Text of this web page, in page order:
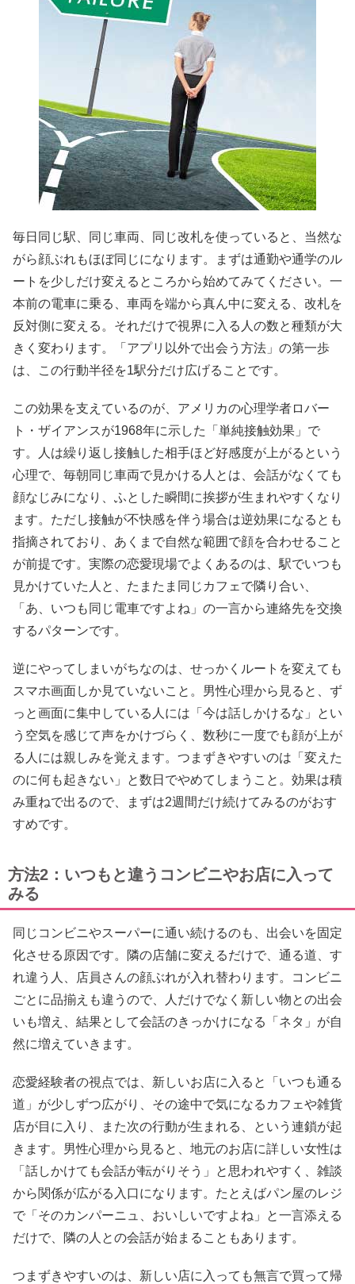
毎日同じ駅、同じ車両、同じ改札を使っていると、当然な
がら顔ぶれもほぼ同じになります。まずは通勤や通学のル
ートを少しだけ変えるところから始めてみてください。一
本前の電車に乗る、車両を端から真ん中に変える、改札を
反対側に変える。それだけで視界に入る人の数と種類が大
きく変わります。「アプリ以外で出会う方法」の第一歩
は、この行動半径を1駅分だけ広げることです。
この効果を支えているのが、アメリカの心理学者ロバー
ト・ザイアンスが1968年に示した「単純接触効果」で
す。人は繰り返し接触した相手ほど好感度が上がるという
心理で、毎朝同じ車両で見かける人とは、会話がなくても
顔なじみになり、ふとした瞬間に挨拶が生まれやすくなり
ます。ただし接触が不快感を伴う場合は逆効果になるとも
指摘されており、あくまで自然な範囲で顔を合わせること
が前提です。実際の恋愛現場でよくあるのは、駅でいつも
見かけていた人と、たまたま同じカフェで隣り合い、
「あ、いつも同じ電車ですよね」の一言から連絡先を交換
するパターンです。
逆にやってしまいがちなのは、せっかくルートを変えても
スマホ画面しか見ていないこと。男性心理から見ると、ず
っと画面に集中している人には「今は話しかけるな」とい
う空気を感じて声をかけづらく、数秒に一度でも顔が上が
る人には親しみを覚えます。つまずきやすいのは「変えた
のに何も起きない」と数日でやめてしまうこと。効果は積
み重ねで出るので、まずは2週間だけ続けてみるのがおす
すめです。
方法2：いつもと違うコンビニやお店に入って
みる
同じコンビニやスーパーに通い続けるのも、出会いを固定
化させる原因です。隣の店舗に変えるだけで、通る道、す
れ違う人、店員さんの顔ぶれが入れ替わります。コンビニ
ごとに品揃えも違うので、人だけでなく新しい物との出会
いも増え、結果として会話のきっかけになる「ネタ」が自
然に増えていきます。
恋愛経験者の視点では、新しいお店に入ると「いつも通る
道」が少しずつ広がり、その途中で気になるカフェや雑貨
店が目に入り、また次の行動が生まれる、という連鎖が起
きます。男性心理から見ると、地元のお店に詳しい女性は
「話しかけても会話が転がりそう」と思われやすく、雑談
から関係が広がる入口になります。たとえばパン屋のレジ
で「そのカンパーニュ、おいしいですよね」と一言添える
だけで、隣の人との会話が始まることもあります。
つまずきやすいのは、新しい店に入っても無言で買って帰